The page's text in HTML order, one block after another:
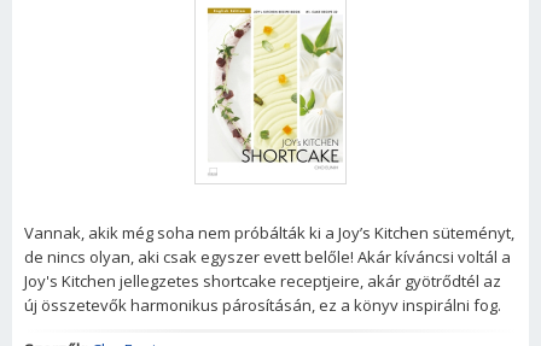
Vannak, akik még soha nem próbálták ki a Joy’s Kitchen süteményt,
de nincs olyan, aki csak egyszer evett belőle! Akár kíváncsi voltál a
Joy's Kitchen jellegzetes shortcake receptjeire, akár gyötrődtél az
új összetevők harmonikus párosításán, ez a könyv inspirálni fog.